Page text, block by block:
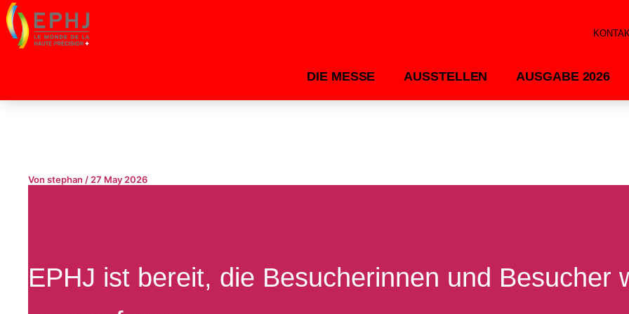
DIE MESSE AUSSTELLEN AUSGABE 2026
Von stephan / 27 May 2026
EPHJ ist bereit, die Besucherinnen und Besucher